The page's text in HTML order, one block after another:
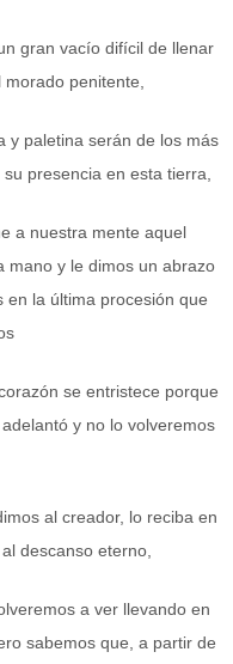
gran vacío difícil de llenar
penitente,
y paletina serán de los más
presencia en esta tierra,
a nuestra mente aquel
mano y le dimos un abrazo
en la última procesión que
se entristece porque
y no lo volveremos
al creador, lo reciba en
descanso eterno,
a ver llevando en
sabemos que, a partir de